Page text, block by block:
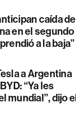
caída del
en el segundo
a la baja”
a Argentina
“Ya les
mundial”, dijo el